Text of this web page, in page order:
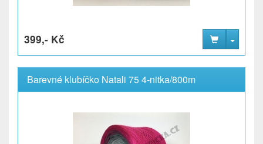
399,- Kč
Barevné klubíčko Natali 75 4-nitka/800m